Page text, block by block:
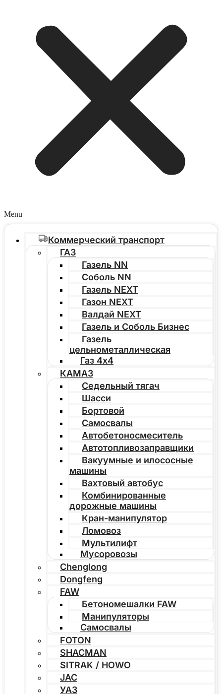
Menu
Коммерческий транспорт
ГАЗ
Газель NN
Соболь NN
Газель NEXT
Газон NEXT
Валдай NEXT
Газель и Соболь Бизнес
Газель
цельнометаллическая
Газ 4х4
КАМАЗ
Седельный тягач
Шасси
Бортовой
Самосвалы
Автобетоносмеситель
Автотопливозаправщики
Вакуумные и илососные
машины
Вахтовый автобус
Комбинированные
дорожные машины
Кран-манипулятор
Ломовоз
Мультилифт
Мусоровозы
Chenglong
Dongfeng
FAW
Бетономешалки FAW
Манипуляторы
Самосвалы
FOTON
SHACMAN
SITRAK / HOWO
JAC
УАЗ